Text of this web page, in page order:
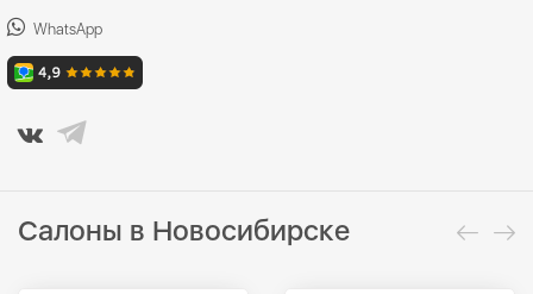
WhatsApp
Салоны в Новосибирске